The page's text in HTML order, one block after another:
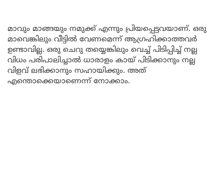
മാവും മാങ്ങയും നമുക്ക് എന്നും പ്രിയപ്പെട്ടവയാണ്. ഒരു
മാവെങ്കിലും വീട്ടിൽ വേണമെന്ന് ആഗ്രഹിക്കാത്തവർ
ഉണ്ടാവില്ല. ഒരു ചെറു തയ്യെങ്കിലും വെച്ച് പിടിപ്പിച്ച് നല്ല
വിധം പരിപാലിച്ചാൽ ധാരാളം കായ് പിടിക്കാനും നല്ല
വിളവ് ലഭിക്കാനും സഹായിക്കും. അത്
എന്തൊക്കെയാണെന്ന് നോക്കാം.